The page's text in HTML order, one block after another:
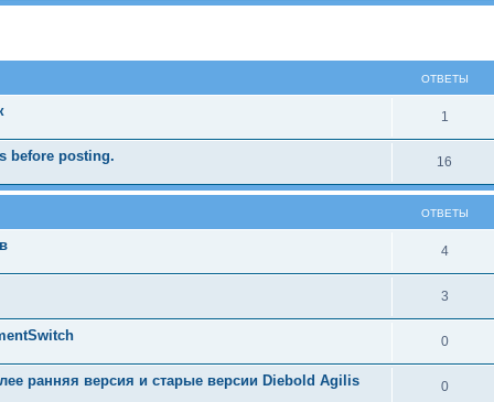
ОТВЕТЫ
1
before posting. 16
ОТВЕТЫ
4
3
0
ранняя версия и старые версии Diebold Agilis 0